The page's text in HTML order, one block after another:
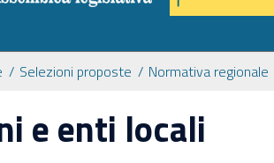
Selezioni proposte Normativa regionale
e enti locali